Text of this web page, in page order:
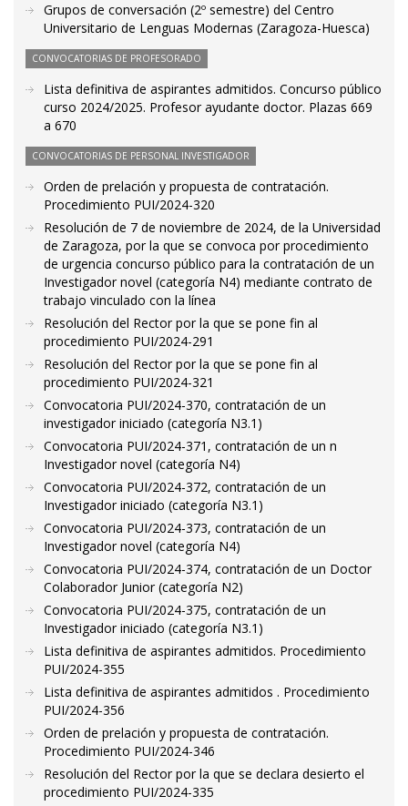
Grupos de conversación (2º semestre) del Centro
Universitario de Lenguas Modernas (Zaragoza-Huesca)
CONVOCATORIAS DE PROFESORADO
Lista definitiva de aspirantes admitidos. Concurso público
curso 2024/2025. Profesor ayudante doctor. Plazas 669
a 670
CONVOCATORIAS DE PERSONAL INVESTIGADOR
Orden de prelación y propuesta de contratación.
Procedimiento PUI/2024-320
Resolución de 7 de noviembre de 2024, de la Universidad
de Zaragoza, por la que se convoca por procedimiento
de urgencia concurso público para la contratación de un
Investigador novel (categoría N4) mediante contrato de
trabajo vinculado con la línea
Resolución del Rector por la que se pone fin al
procedimiento PUI/2024-291
Resolución del Rector por la que se pone fin al
procedimiento PUI/2024-321
Convocatoria PUI/2024-370, contratación de un
investigador iniciado (categoría N3.1)
Convocatoria PUI/2024-371, contratación de un n
Investigador novel (categoría N4)
Convocatoria PUI/2024-372, contratación de un
Investigador iniciado (categoría N3.1)
Convocatoria PUI/2024-373, contratación de un
Investigador novel (categoría N4)
Convocatoria PUI/2024-374, contratación de un Doctor
Colaborador Junior (categoría N2)
Convocatoria PUI/2024-375, contratación de un
Investigador iniciado (categoría N3.1)
Lista definitiva de aspirantes admitidos. Procedimiento
PUI/2024-355
Lista definitiva de aspirantes admitidos . Procedimiento
PUI/2024-356
Orden de prelación y propuesta de contratación.
Procedimiento PUI/2024-346
Resolución del Rector por la que se declara desierto el
procedimiento PUI/2024-335